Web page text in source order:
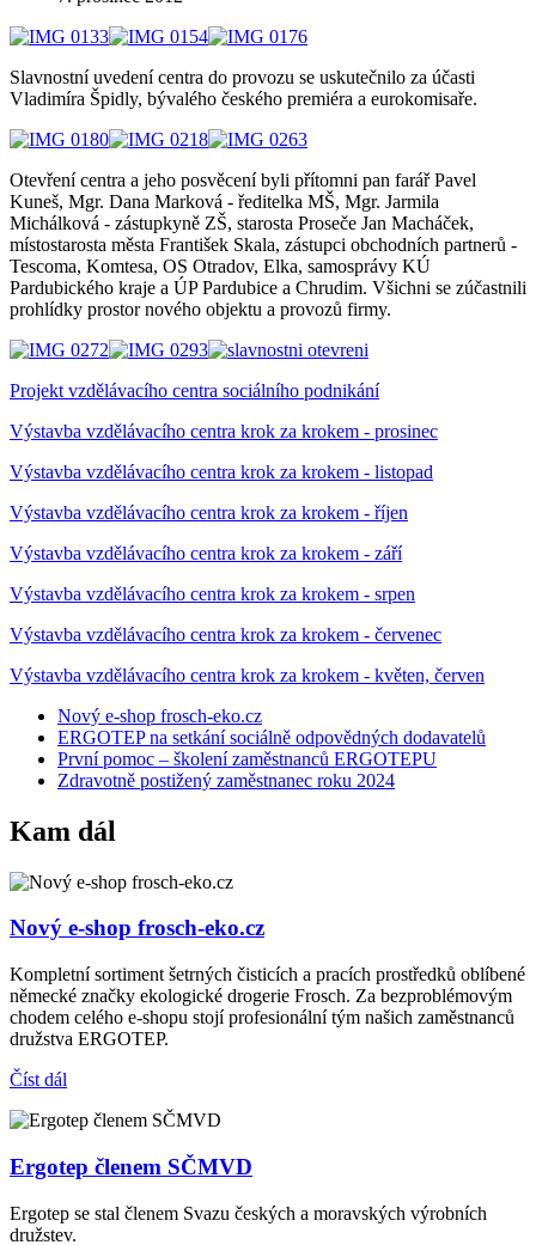
Slavnostní uvedení centra do provozu se uskutečnilo za účasti
Vladimíra Špidly, bývalého českého premiéra a eurokomisaře.
Otevření centra a jeho posvěcení byli přítomni pan farář Pavel
Kuneš, Mgr. Dana Marková - ředitelka MŠ, Mgr. Jarmila
Michálková - zástupkyně ZŠ, starosta Proseče Jan Macháček,
místostarosta města František Skala, zástupci obchodních partnerů -
Tescoma, Komtesa, OS Otradov, Elka, samosprávy KÚ
Pardubického kraje a ÚP Pardubice a Chrudim. Všichni se zúčastnili
prohlídky prostor nového objektu a provozů firmy.
Projekt vzdělávacího centra sociálního podnikání
Výstavba vzdělávacího centra krok za krokem - prosinec
Výstavba vzdělávacího centra krok za krokem - listopad
Výstavba vzdělávacího centra krok za krokem - říjen
Výstavba vzdělávacího centra krok za krokem - září
Výstavba vzdělávacího centra krok za krokem - srpen
Výstavba vzdělávacího centra krok za krokem - červenec
Výstavba vzdělávacího centra krok za krokem - květen, červen
Nový e-shop frosch-eko.cz
ERGOTEP na setkání sociálně odpovědných dodavatelů
První pomoc – školení zaměstnanců ERGOTEPU
Zdravotně postižený zaměstnanec roku 2024
Kam dál
Nový e-shop frosch-eko.cz
Kompletní sortiment šetrných čisticích a pracích prostředků oblíbené
německé značky ekologické drogerie Frosch. Za bezproblémovým
chodem celého e-shopu stojí profesionální tým našich zaměstnanců
družstva ERGOTEP.
Číst dál
Ergotep členem SČMVD
Ergotep se stal členem Svazu českých a moravských výrobních
družstev.